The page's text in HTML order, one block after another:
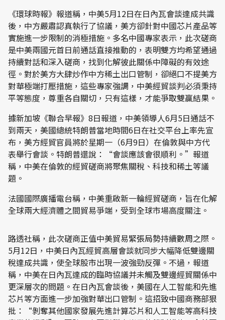
《環球時報》報道稱，中美5月12日在日內瓦會談達成共識
後，中方嚴肅認真執行了協議，美方卻針對中國芯片產品等
實施進一步限制的消極措施。多名中國專家表示，此次磋商
是中美兩國元首日前通話直接推動的，表明雙方均希望通過
持續對話和深入磋商，找到化解彼此關係中障礙的有效途
徑。對於美方大肆炒作中方稀土出口管制，卻絕口不提美方
對華極端打壓措施，這些專家強調，中美經貿談判必須秉持
平等態度，尊重各自關切，只有這樣，才能爭取雙贏結果。
據新加坡《聯合早報》8日報道，中美領導人6月5日通話不
到兩天，美國總統特朗普當地時間6日在社交平台上率先宣
布，美方經貿官員將於星期一（6月9日）在倫敦與中方代
表舉行會談。特朗普還說：“會談應該會很順利。”報道
稱，中美在倫敦的經貿磋商將聚焦關稅、科技和稀土等議
題。
法國國際廣播電台稱，中美重啟新一輪經貿磋商，旨在化解
全球兩大經濟體之間貿易爭端，受到全球市場高度關注。
路透社稱，此次磋商正值中美貿易緊張局勢持續數周之際。
5月12日，中美日內瓦經貿高層會談就同步大幅降低雙邊關
稅達成共識，使全球股市出現一波強勁反彈。不過，報道
稱，中美在日內瓦達成的臨時協議并未觸及雙邊經貿關係中
更深層次的問題。在日內瓦會談後，美國在人工智能和先進
芯片等方面進一步加強對華出口管制。這招致中國商務部狠
批：“剝奪其他國家發展先進計算芯片和人工智能等高科技